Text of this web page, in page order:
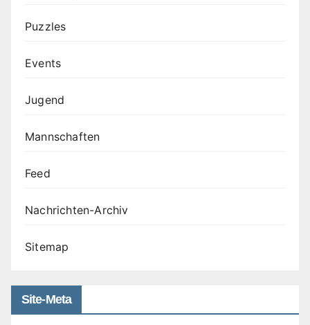
Puzzles
Events
Jugend
Mannschaften
Feed
Nachrichten-Archiv
Sitemap
Site-Meta